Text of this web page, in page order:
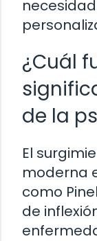
¿Cuál
de la
El
moderna
como
de